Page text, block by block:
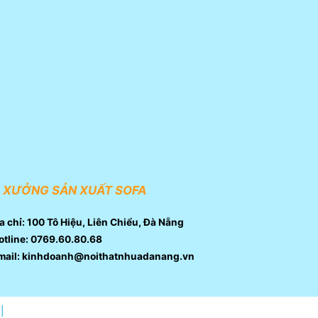
XƯỞNG SẢN XUẤT SOFA
chỉ: 100 Tô Hiệu, Liên Chiểu, Đà Nẵng
0769.60.80.68
kinhdoanh@noithatnhuadanang.vn